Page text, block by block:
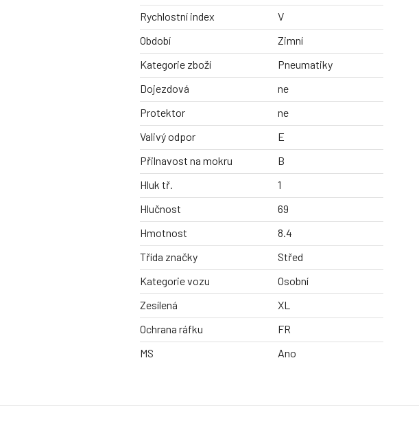
Rychlostní index
V
Období
Zimní
Kategorie zboží
Pneumatiky
Dojezdová
ne
Protektor
ne
Valivý odpor
E
Přilnavost na mokru
B
Hluk tř.
1
Hlučnost
69
Hmotnost
8.4
Třída značky
Střed
Kategorie vozu
Osobní
Zesílená
XL
Ochrana ráfku
FR
MS
Ano